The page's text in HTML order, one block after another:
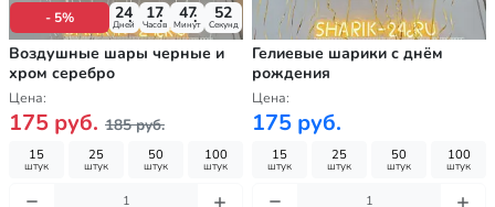
- 5% 24
Дней
17
Часов
47
Минут
50
Секунд
Воздушные шары черные и
хром серебро
Цена:
175 руб. 185 руб.
15
штук
25
штук
50
штук
100
штук
Гелиевые шарики с днём
рождения
Цена:
175 руб.
15
штук
25
штук
50
штук
100
штук